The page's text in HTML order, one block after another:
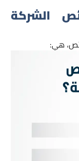
الشركة
هي: